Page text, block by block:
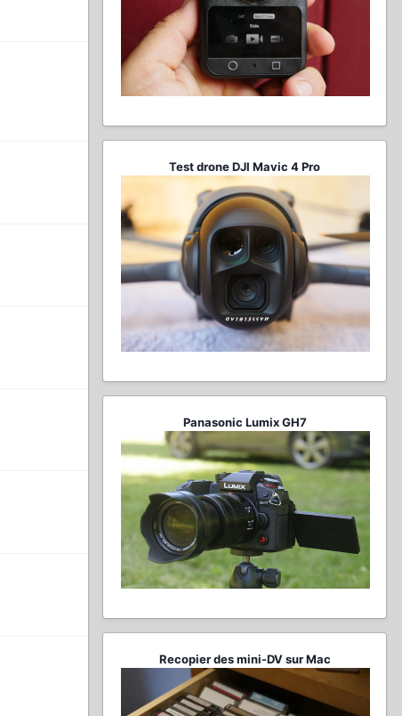
Test drone DJI Mavic 4 Pro
Panasonic Lumix GH7
Recopier des mini-DV sur Mac